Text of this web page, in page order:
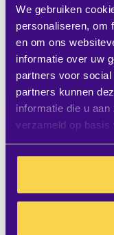
We gebruiken
personaliseren, om
en om ons
informatie over uw
partners voor
partners kunnen
informatie die u
verzameld op basis
Een slimme
modulaire
kan helpen
en kosten te
5. Verlies
Werknemers
omgeving die
Als de